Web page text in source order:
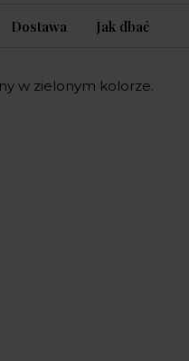
Dostawa Jak dbać
w zielonym kolorze.